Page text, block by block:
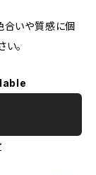
合いや質感に個
。